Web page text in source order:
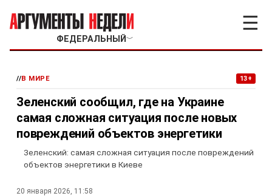
ФЕДЕРАЛЬНЫЙ ﹀
☰
//В МИРЕ 13+
Зеленский сообщил, где на Украине
самая сложная ситуация после новых
повреждений объектов энергетики
Зеленский: самая сложная ситуация после повреждений
объектов энергетики в Киеве
20 января 2026, 11:58